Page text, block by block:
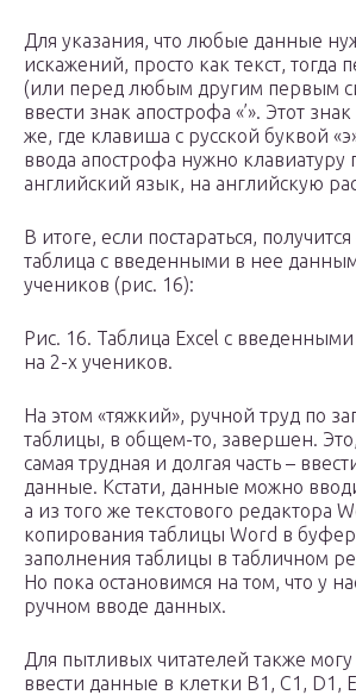
Для указания, что любые данные
искажений, просто как текст, тогда
(или перед любым другим первым
ввести знак апострофа «’». Этот
же, где клавиша с русской буквой
ввода апострофа нужно клавиатуру
английский язык, на английскую
В итоге, если постараться,
таблица с введенными в нее
учеников (рис. 16):
Рис. 16. Таблица Excel с
на 2-х учеников.
На этом «тяжкий», ручной труд по
таблицы, в общем-то, завершен.
самая трудная и долгая часть –
данные. Кстати, данные можно
а из того же текстового редактора
копирования таблицы Word в
заполнения таблицы в табличном
Но пока остановимся на том, что у
ручном вводе данных.
Для пытливых читателей также
ввести данные в клетки B1, C1, D1,